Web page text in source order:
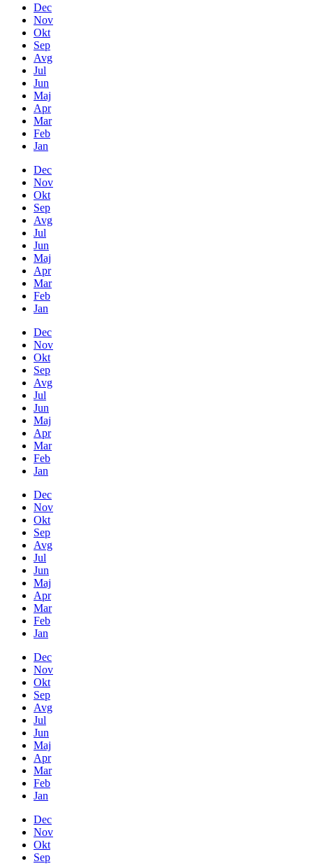
Dec
Nov
Okt
Sep
Avg
Jul
Jun
Maj
Apr
Mar
Feb
Jan
Dec
Nov
Okt
Sep
Avg
Jul
Jun
Maj
Apr
Mar
Feb
Jan
Dec
Nov
Okt
Sep
Avg
Jul
Jun
Maj
Apr
Mar
Feb
Jan
Dec
Nov
Okt
Sep
Avg
Jul
Jun
Maj
Apr
Mar
Feb
Jan
Dec
Nov
Okt
Sep
Avg
Jul
Jun
Maj
Apr
Mar
Feb
Jan
Dec
Nov
Okt
Sep